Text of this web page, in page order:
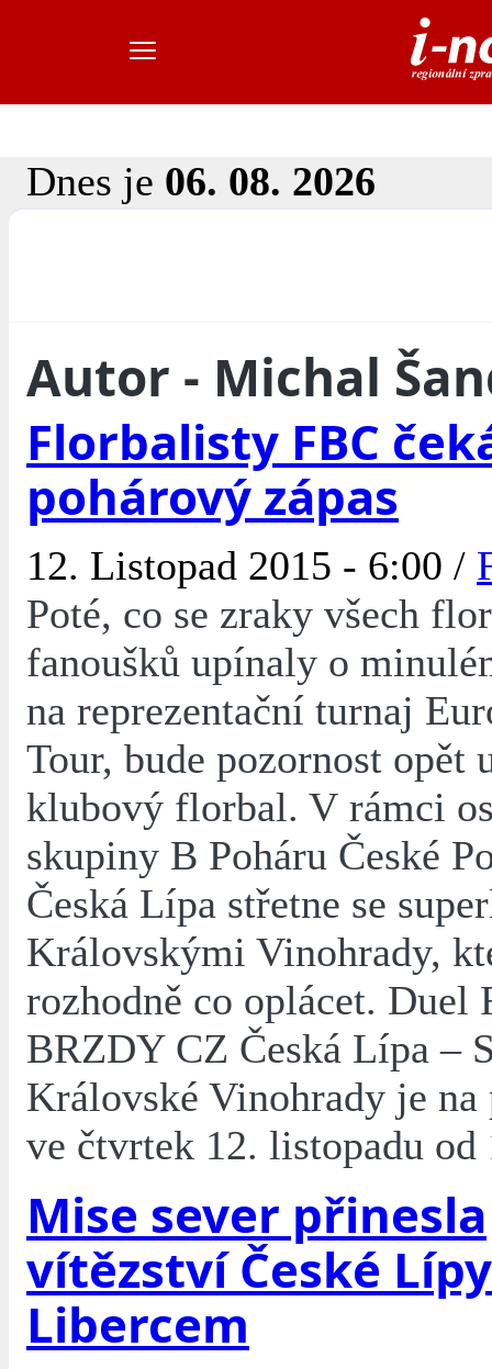
Dnes je 06. 08. 2026
Autor - Michal
Florbalisty FBC
pohárový zápas
12. Listopad 2015 - 6:00 /
Poté, co se zraky všech
fanoušků upínaly o
na reprezentační turnaj
Tour, bude pozornost opět
klubový florbal. V rámci
skupiny B Poháru České
Česká Lípa střetne se
Královskými Vinohrady,
rozhodně co oplácet. Duel
BRZDY CZ Česká Lípa –
Královské Vinohrady je na
ve čtvrtek 12. listopadu od
Mise sever přinesla
vítězství České
Libercem